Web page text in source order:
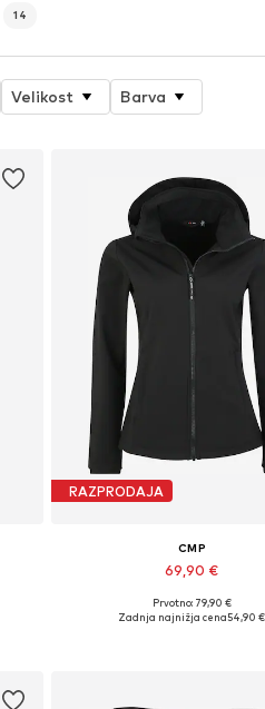
14
Velikost Barva
RAZPRODAJA
CMP
69,90 €
Na voljo v različnih
Prvotno: 79,90 €
Zadnja najnižja cena54,90 €